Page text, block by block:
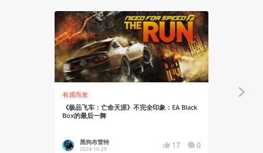
有感而发
《极品飞车：亡命天涯》不完全印象：EA Black
Box的最后一舞
黑狗布雷特
2024-10-29 17 0